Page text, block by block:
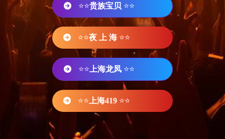
⭐⭐贵族宝贝 ⭐⭐
⭐⭐夜 上 海 ⭐⭐
⭐⭐ 上海龙凤 ⭐⭐
⭐⭐ 上海419 ⭐⭐